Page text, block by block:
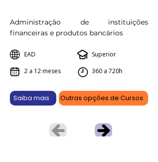
Administração de instituições
financeiras e produtos bancários
EAD
2 a 12 meses
Superior
360 a 720h
Saiba mais Outras opções de Cursos